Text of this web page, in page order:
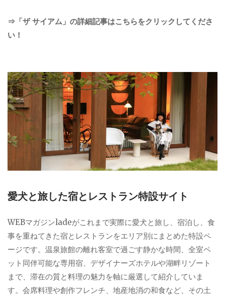
⇒「ザ サイアム」の詳細記事はこちらをクリックしてくださ
い！
愛犬と旅した宿とレストラン特設サイト
WEBマガジンladeがこれまで実際に愛犬と旅し、宿泊し、食
事を重ねてきた宿とレストランをエリア別にまとめた特設ペ
ージです。温泉旅館の離れ客室で過ごす静かな時間、全室ペ
ット同伴可能な専用宿、デザイナーズホテルや湖畔リゾート
まで、滞在の質と料理の魅力を軸に厳選して紹介していま
す。会席料理や創作フレンチ、地産地消の和食など、その土